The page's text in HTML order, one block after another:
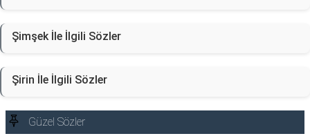
Şimşek İle İlgili Sözler
Şirin İle İlgili Sözler
Güzel Sözler